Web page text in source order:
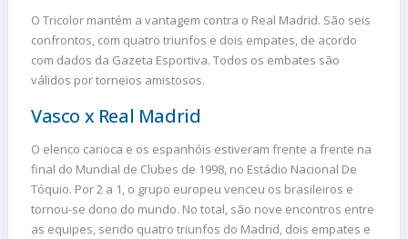
O Tricolor mantém a vantagem contra o Real Madrid. São seis
confrontos, com quatro triunfos e dois empates, de acordo
com dados da Gazeta Esportiva. Todos os embates são
válidos por torneios amistosos.
Vasco x Real Madrid
O elenco carioca e os espanhóis estiveram frente a frente na
final do Mundial de Clubes de 1998, no Estádio Nacional De
Tóquio. Por 2 a 1, o grupo europeu venceu os brasileiros e
tornou-se dono do mundo. No total, são nove encontros entre
as equipes, sendo quatro triunfos do Madrid, dois empates e